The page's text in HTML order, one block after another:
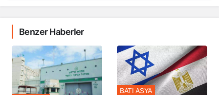
Benzer Haberler
BATI ASYA